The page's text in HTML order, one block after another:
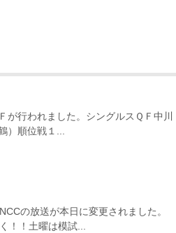
行われました。シングルスＱＦ中川
順位戦１...
の放送が本日に変更されました。
！！土曜は模試...